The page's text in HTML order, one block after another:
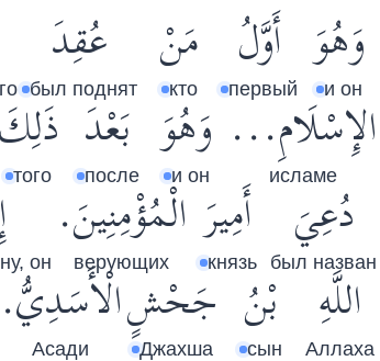
وَهُوَ
и он
أَوَّلُ
первый
مَنْ
кто
عُقِدَ
был поднят
الإِسْلَامِ...
исламе
وَهُوَ
и он
بَعْدَ
после
ذَلِكَ
того
دُعِيَ
был назван
أَمِيرَ
князь
الْمُؤْمِنِينَ.
верующих
он
اللَّهِ
Аллаха
بْنُ
сын
جَحْشٍ
Джахша
الْأَسَدِيُّ.
Асади